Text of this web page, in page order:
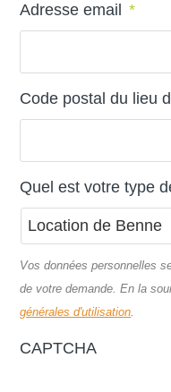
Adresse email *
Code postal du lieu
Quel est votre type
Vos données personnelles
de votre demande. En la
générales d'utilisation
CAPTCHA